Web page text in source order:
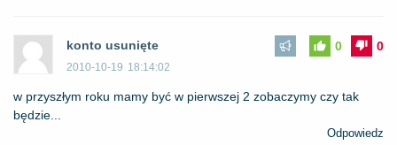
konto usunięte
2010-10-19 18:14:02
0
0
w przyszłym roku mamy być w pierwszej 2 zobaczymy czy tak
będzie...
Odpowiedz